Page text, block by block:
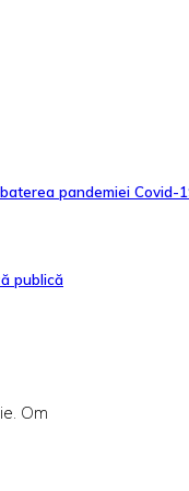
pandemiei Covid-
publică
Om